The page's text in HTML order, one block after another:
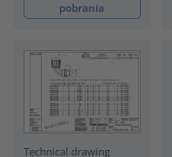
pobrania
Technical drawing